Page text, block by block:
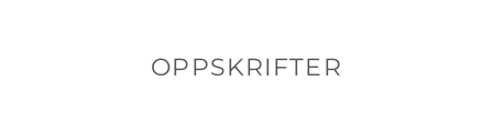
OPPSKRIFTER